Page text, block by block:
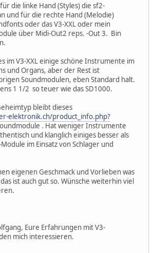
die linke Hand (Styles) die sf2-
und für die rechte Hand (Melodie)
oder das V3-XXL oder mein
über Midi-Out2 reps. -Out 3. Bin
im V3-XXL einige schöne Instrumente im
und Organs, aber der Rest ist
Soundmodulen, eben Standard halt.
1 1/2 so teuer wie das SD1000.
bleibt dieses
elektronik.ch/product_info.php?
. Hat weniger Instrumente
und klanglich einiges besser als
im Einsatz von Schlager und
eigenen Geschmack und Vorlieben was
ist auch gut so. Wünsche weiterhin viel
Eure Erfahrungen mit V3-
mich interessieren.